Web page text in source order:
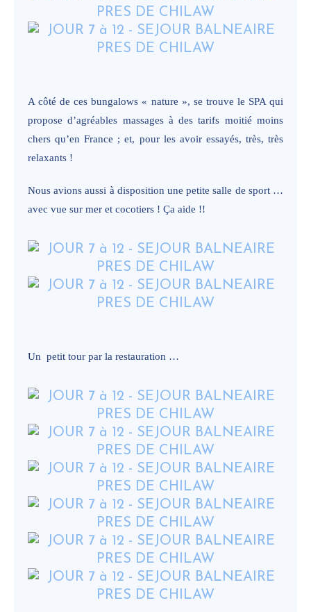
A côté de ces bungalows « nature », se trouve le SPA qui
propose d’agréables massages à des tarifs moitié moins
chers qu’en France ; et, pour les avoir essayés, très, très
relaxants !
Nous avions aussi à disposition une petite salle de sport …
avec vue sur mer et cocotiers ! Ça aide !!
Un petit tour par la restauration …